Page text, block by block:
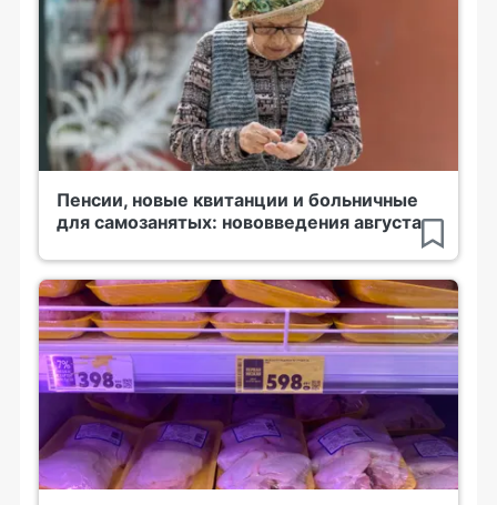
Пенсии, новые квитанции и больничные
для самозанятых: нововведения августа